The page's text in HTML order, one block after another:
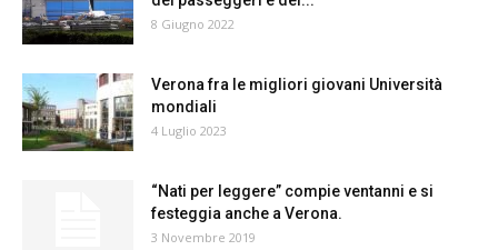
8 Giugno 2022
Verona fra le migliori giovani Università
mondiali
4 Luglio 2023
“Nati per leggere” compie ventanni e si
festeggia anche a Verona.
3 Novembre 2019